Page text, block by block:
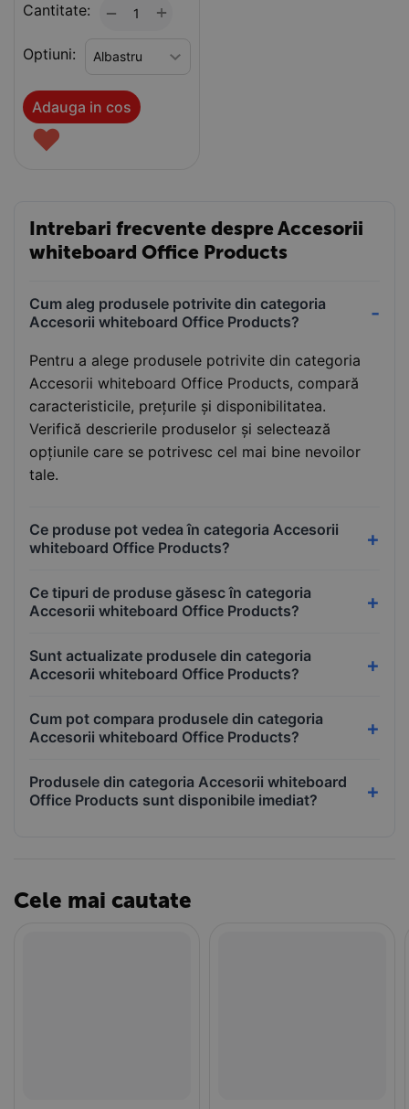
Cantitate: +
−
Optiuni:
Adauga in cos
♥
Intrebari frecvente despre Accesorii
whiteboard Office Products
Cum aleg produsele potrivite din categoria
Accesorii whiteboard Office Products?
Pentru a alege produsele potrivite din categoria
Accesorii whiteboard Office Products, compară
caracteristicile, prețurile și disponibilitatea.
Verifică descrierile produselor și selectează
opțiunile care se potrivesc cel mai bine nevoilor
tale.
Ce produse pot vedea în categoria Accesorii
whiteboard Office Products?
Ce tipuri de produse găsesc în categoria
Accesorii whiteboard Office Products?
Sunt actualizate produsele din categoria
Accesorii whiteboard Office Products?
Cum pot compara produsele din categoria
Accesorii whiteboard Office Products?
Produsele din categoria Accesorii whiteboard
Office Products sunt disponibile imediat?
Cele mai cautate